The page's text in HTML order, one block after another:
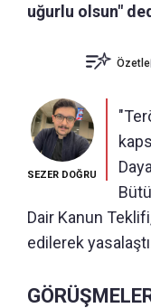
uğurlu olsun"
Özetle
SEZER DOĞRU
Dair Kanun
edilerek